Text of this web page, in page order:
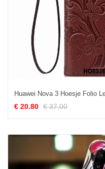
€ 20.80 € 37.00